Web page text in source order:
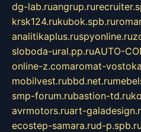
dg-lab.ruangrup.ru
krsk124.rukubok.spb.ru
analitikaplus.ruspyonline.ru
sloboda-ural.pp.ruAUTO-
online-z.comaromat-
mobilvest.rubbd.net.ru
smp-forum.rubastion-td.ru
avrmotors.ruart-
ecostep-samara.rud-p.spb.ru